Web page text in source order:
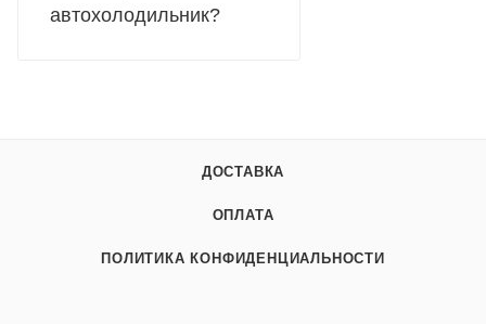
автохолодильник?
ДОСТАВКА
ОПЛАТА
ПОЛИТИКА КОНФИДЕНЦИАЛЬНОСТИ